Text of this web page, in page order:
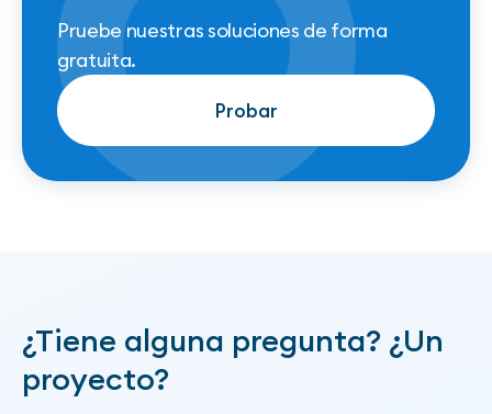
Pruebe nuestras soluciones de forma
gratuita.
Probar
Probar
¿Tiene alguna pregunta? ¿Un
proyecto?